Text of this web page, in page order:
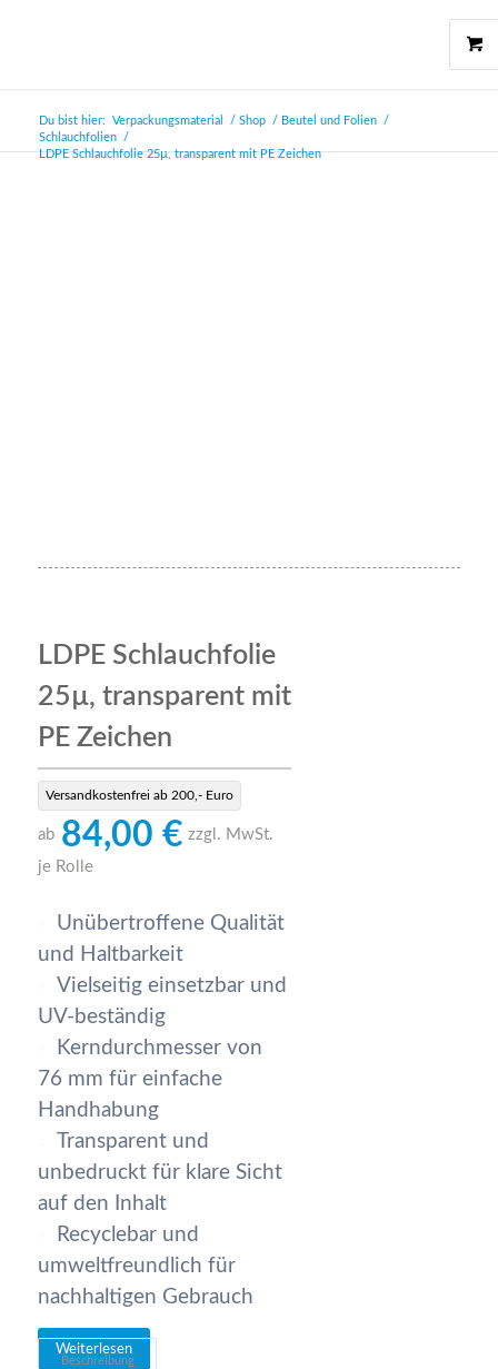
Du bist hier: Verpackungsmaterial / Shop / Beutel und Folien
/
Schlauchfolien
/
LDPE Schlauchfolie 25µ, transparent mit PE Zeichen
LDPE Schlauchfolie
25µ, transparent mit
PE Zeichen
Versandkostenfrei ab 200,- Euro
ab 84,00 € zzgl. MwSt.
je Rolle
Unübertroffene Qualität
und Haltbarkeit
Vielseitig einsetzbar und
UV-beständig
Kerndurchmesser von
76 mm für einfache
Handhabung
Transparent und
unbedruckt für klare Sicht
auf den Inhalt
Recyclebar und
umweltfreundlich für
nachhaltigen Gebrauch
Weiterlesen
Beschreibung